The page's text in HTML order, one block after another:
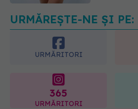
10.08.2026, 09:43
URMĂREȘTE-NE ȘI PE:
URMĂRITORI
365
URMĂRITORI